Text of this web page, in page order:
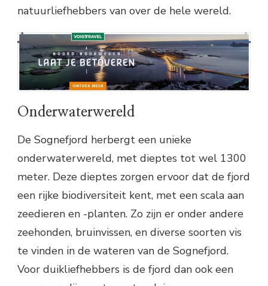
natuurliefhebbers van over de hele wereld.
Onderwaterwereld
De Sognefjord herbergt een unieke
onderwaterwereld, met dieptes tot wel 1300
meter. Deze dieptes zorgen ervoor dat de fjord
een rijke biodiversiteit kent, met een scala aan
zeedieren en -planten. Zo zijn er onder andere
zeehonden, bruinvissen, en diverse soorten vis
te vinden in de wateren van de Sognefjord.
Voor duikliefhebbers is de fjord dan ook een